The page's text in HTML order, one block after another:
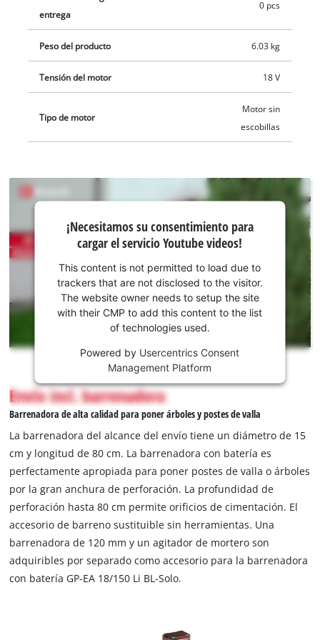
entrega
0 pcs
Peso del producto 6.03 kg
Tensión del motor 18 V
Tipo de motor
Motor sin
escobillas
consentimiento
para cargar el
servicio
Youtube!
is
permitted
to
load
to
trackers
that
are
not
to
the
visitor.
The
¡Necesitamos su consentimiento para
cargar el servicio Youtube videos!
This content is not permitted to load due to
trackers that are not disclosed to the visitor.
The website owner needs to setup the site
with their CMP to add this content to the list
of technologies used.
Powered by Usercentrics Consent
Management Platform
Envío incl. barrenadora
Barrenadora de alta calidad para poner árboles y postes de valla
La barrenadora del alcance del envío tiene un diámetro de 15
cm y longitud de 80 cm. La barrenadora con batería es
perfectamente apropiada para poner postes de valla o árboles
por la gran anchura de perforación. La profundidad de
perforación hasta 80 cm permite orificios de cimentación. El
accesorio de barreno sustituible sin herramientas. Una
barrenadora de 120 mm y un agitador de mortero son
adquiribles por separado como accesorio para la barrenadora
con batería GP-EA 18/150 Li BL-Solo.